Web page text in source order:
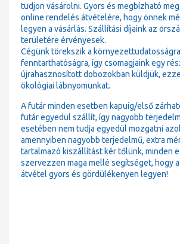
tudjon vásárolni. Gyors és megbízható
online rendelés átvételére, hogy önnek
legyen a vásárlás. Szállítási díjaink az
területére érvényesek.
Cégünk törekszik a
fenntarthatóságra, így csomagjaink egy
újrahasznosított dobozokban küldjük,
ökológiai lábnyomunkat.
A futár minden esetben kapuig/első
futár egyedül szállít, így nagyobb
esetében nem tudja egyedül mozgatni
amennyiben nagyobb terjedelmű, extra
tartalmazó kiszállítást kér tőlünk, minden
szervezzen maga mellé segítséget, hogy
átvétel gyors és gördülékenyen legyen!